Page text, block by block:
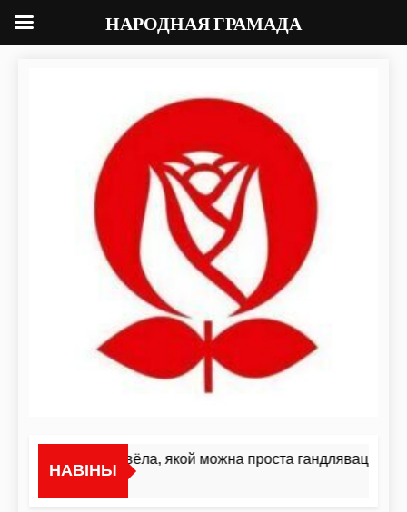
НАВІНЫ
«Я не жывёла, якой можна проста гандляваць»У
НАРОДНАЯ ГРАМАДА